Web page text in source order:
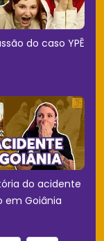
do caso YPÊ
do acidente
em Goiânia